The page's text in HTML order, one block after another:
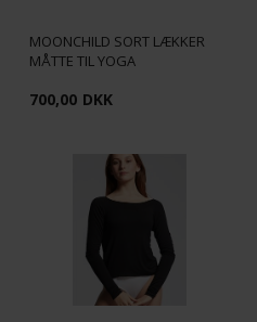
MOONCHILD SORT LÆKKER
MÅTTE TIL YOGA
700,00 DKK